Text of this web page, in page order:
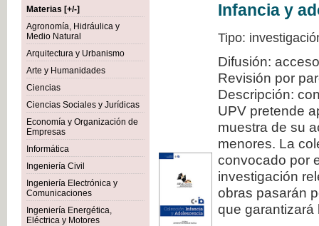
Materias [+/-]
Agronomía, Hidráulica y
Medio Natural
Arquitectura y Urbanismo
Arte y Humanidades
Ciencias
Ciencias Sociales y Jurídicas
Economía y Organización de
Empresas
Informática
Ingeniería Civil
Ingeniería Electrónica y
Comunicaciones
Ingeniería Energética,
Eléctrica y Motores
Infancia y
Tipo:
Difusión:
Revisión por
Descripción:
UPV pretende
muestra de su
menores. La
convocado por
investigación
obras pasarán
que garantizará